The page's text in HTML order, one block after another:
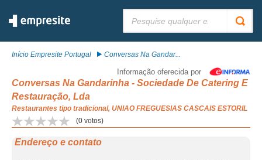
Início Empresite Portugal Conversas Na Gandar...
Informação oferecida por
Conversas Na Gandarinha - Sociedade De Catering E
Restauração, Lda
Restaurantes tipo tradicional, UNIAO FREGUESIAS CASCAIS ESTORIL
(0 votos)
Endereço e contato